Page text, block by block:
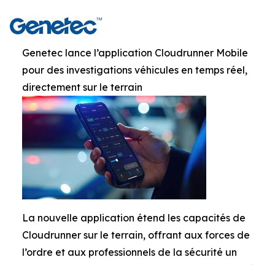
Genetec lance l’application Cloudrunner Mobile
pour des investigations véhicules en temps réel,
directement sur le terrain
La nouvelle application étend les capacités de
Cloudrunner sur le terrain, offrant aux forces de
l’ordre et aux professionnels de la sécurité un